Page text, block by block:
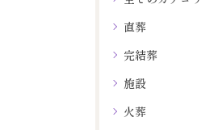
直葬
完結葬
施設
火葬